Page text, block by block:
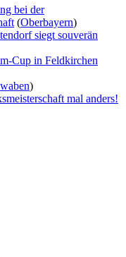
bei der
(Oberbayern)
siegt souverän
Cup in Feldkirchen
)
mal anders!